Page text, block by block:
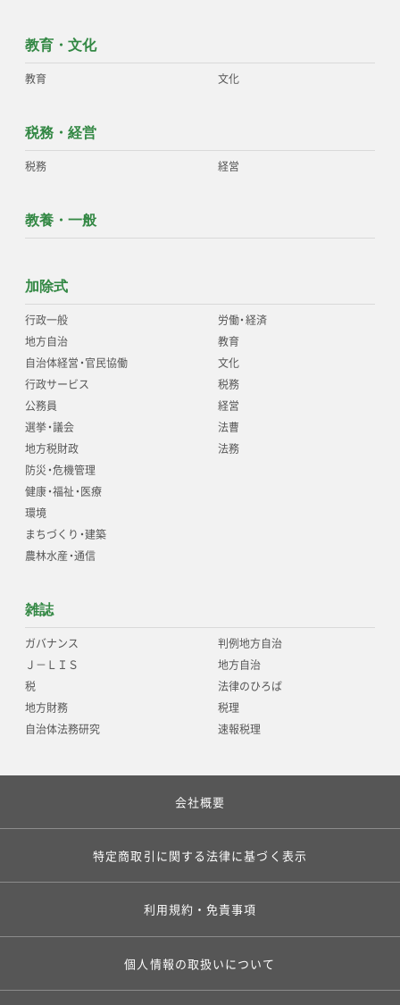
教育・文化
教育 文化
税務・経営
税務 経営
教養・一般
加除式
行政一般
地方自治
自治体経営・官民協働
行政サービス
公務員
選挙・議会
地方税財政
防災・危機管理
健康・福祉・医療
環境
まちづくり・建築
農林水産・通信
労働・経済
教育
文化
税務
経営
法曹
法務
雑誌
ガバナンス
Ｊ－ＬＩＳ
税
地方財務
自治体法務研究
判例地方自治
地方自治
法律のひろば
税理
速報税理
会社概要
特定商取引に関する法律に基づく表示
利用規約・免責事項
個人情報の取扱いについて